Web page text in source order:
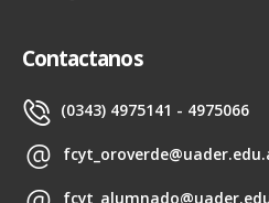
Contactanos
(0343) 4975141 - 4975066